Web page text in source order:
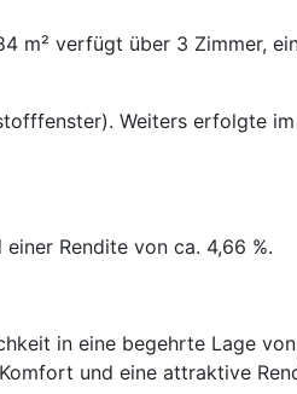
m² verfügt über 3 Zimmer,
Weiters erfolgte
Rendite von ca. 4,66 %.
in eine begehrte Lage
und eine attraktive